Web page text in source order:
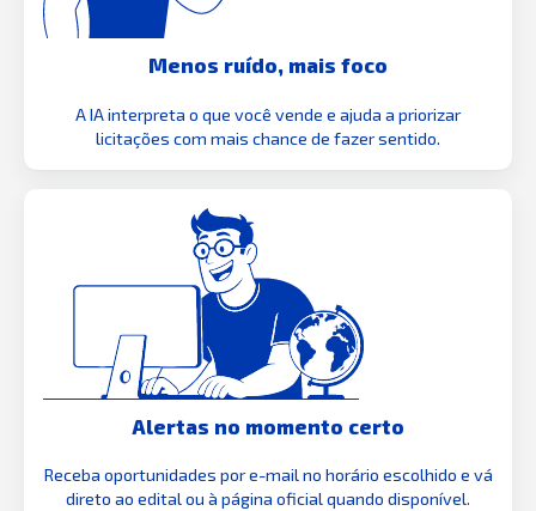
Menos ruído, mais foco
A IA interpreta o que você vende e ajuda a priorizar
licitações com mais chance de fazer sentido.
Alertas no momento certo
Receba oportunidades por e-mail no horário escolhido e vá
direto ao edital ou à página oficial quando disponível.